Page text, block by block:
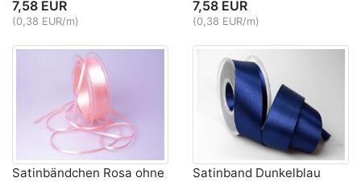
7,58 EUR
(0,38 EUR/m)
7,58 EUR
(0,38 EUR/m)
Satinbändchen Rosa ohne
Satinband Dunkelblau